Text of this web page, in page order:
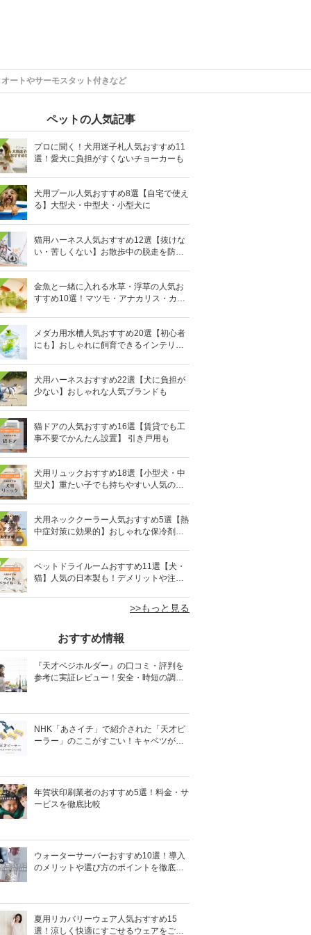
ートやサーモスタット付きなど
ペットの人気記事
プロに聞く！犬用迷子札人気おすすめ11
選！愛犬に負担がすくないチョーカーも
犬用プール人気おすすめ8選【自宅で使え
る】大型犬・中型犬・小型犬に
猫用ハーネス人気おすすめ12選【抜けな
い・苦しくない】お散歩中の脱走を防止
金魚と一緒に入れる水草・浮草の人気お
すすめ10選！マツモ・アナカリス・カボ
メダカ用水槽人気おすすめ20選【初心者
にも】おしゃれに飼育できるインテリア
犬用ハーネスおすすめ22選【犬に負担が
少ない】おしゃれな人気ブランドも
猫ドアの人気おすすめ16選【賃貸でも工
事不要でかんたん設置】 引き戸用も
犬用リュックおすすめ18選【小型犬・中
型犬】重たい子でも持ちやすい人気のキ
犬用ネッククーラー人気おすすめ5選【熱
中症対策に効果的】おしゃれな保冷剤タ
ペットドライルームおすすめ11選【犬・
猫】人気の日本製も！デメリットや注意
>>もっと見る
おすすめ情報
『天才ベジホルダー』の口コミ・評判を
参考に実証レビュー！安全・時短の調理
NHK「あさイチ」で紹介された「天才ピ
ーラー」のここがすごい！キャベツがほ
年賀状印刷業者のおすすめ5選！料金・サ
ービスを徹底比較
ウォーターサーバーおすすめ10選！導入
のメリットや選び方のポイントを徹底解
夏用リカバリーウェア人気おすすめ15
選！涼しく快適にすごせるウェアをご紹